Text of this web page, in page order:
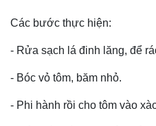
Các bước thực hiện:
- Rửa sạch lá đinh lăng, để
- Bóc vỏ tôm, băm nhỏ.
- Phi hành rồi cho tôm vào